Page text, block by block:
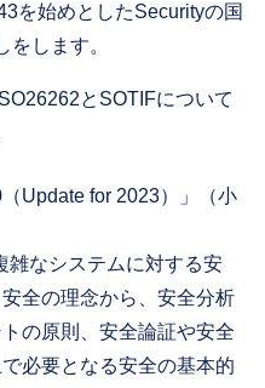
を始めとしたSecurityの国
します。
とSOTIFについて
Update for 2023）」（小
なシステムに対する安
全の理念から、安全分析
の原則、安全論証や安全
必要となる安全の基本的